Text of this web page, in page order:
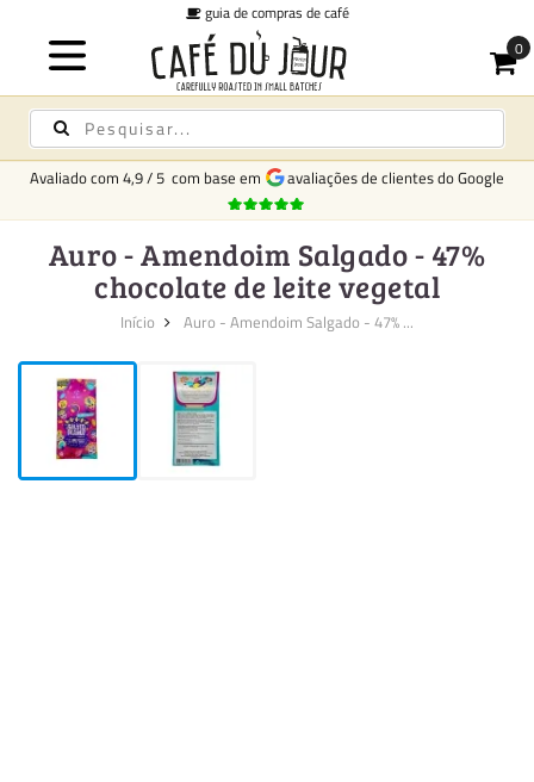
guia de compras de café
Avaliado com 4,9/5 com base em avaliações de clientes do Google
Auro - Amendoim Salgado - 47%
chocolate de leite vegetal
Início Auro - Amendoim Salgado - 47% ...